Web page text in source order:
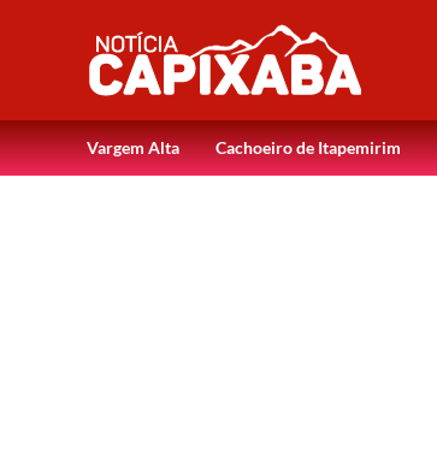
Vargem Alta Cachoeiro de Itapemirim